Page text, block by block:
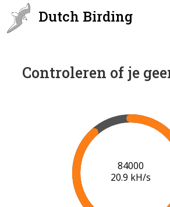
Dutch Birding
Controleren of je
86000
21.0 kH/s